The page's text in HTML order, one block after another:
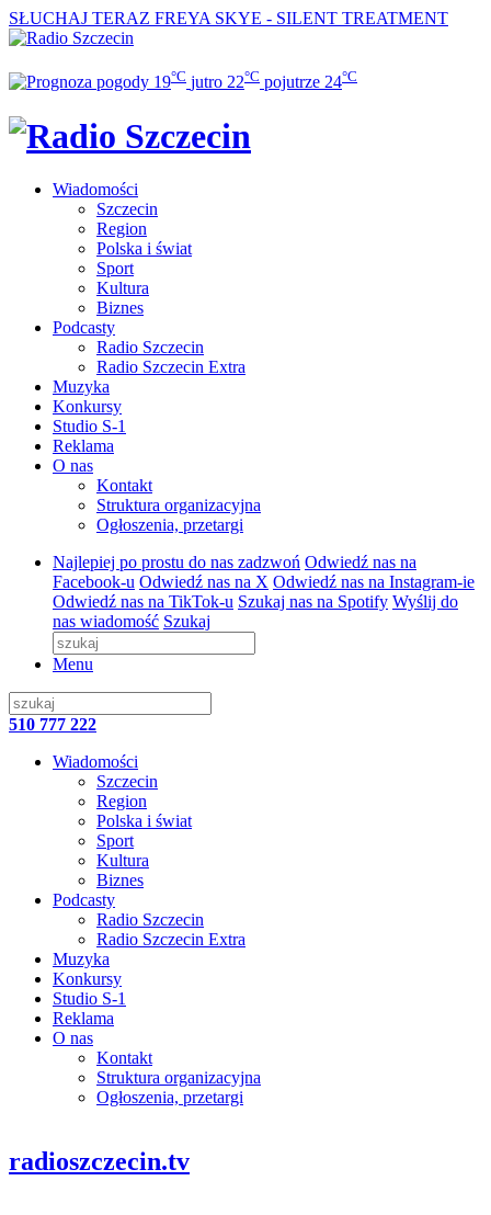
SŁUCHAJ TERAZ FREYA SKYE - SILENT TREATMENT
19°C jutro 22°C pojutrze 24°C
Wiadomości
Szczecin
Region
Polska i świat
Sport
Kultura
Biznes
Podcasty
Radio Szczecin
Radio Szczecin Extra
Muzyka
Konkursy
Studio S-1
Reklama
O nas
Kontakt
Struktura organizacyjna
Ogłoszenia, przetargi
Najlepiej po prostu do nas zadzwoń Odwiedź nas na
Facebook-u Odwiedź nas na X Odwiedź nas na Instagram-ie
Odwiedź nas na TikTok-u Szukaj nas na Spotify Wyślij do
nas wiadomość Szukaj
Menu
510 777 222
Wiadomości
Szczecin
Region
Polska i świat
Sport
Kultura
Biznes
Podcasty
Radio Szczecin
Radio Szczecin Extra
Muzyka
Konkursy
Studio S-1
Reklama
O nas
Kontakt
Struktura organizacyjna
Ogłoszenia, przetargi
radioszczecin.tv